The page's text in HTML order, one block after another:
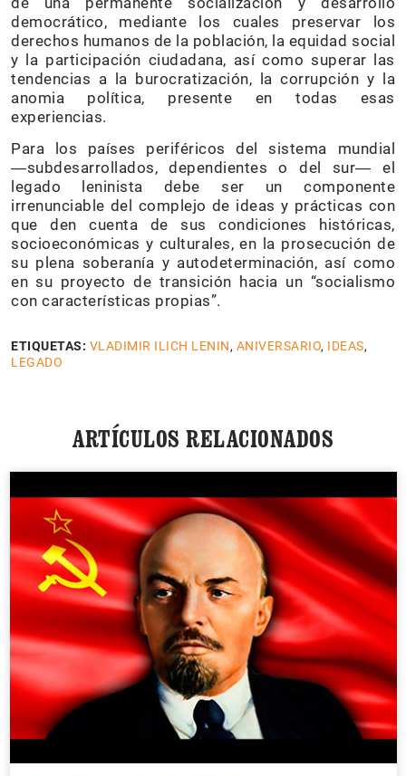
democrático, mediante los cuales preservar los
derechos humanos de la población, la equidad social
y la participación ciudadana, así como superar las
tendencias a la burocratización, la corrupción y la
anomia política, presente en todas esas
experiencias.
Para los países periféricos del sistema mundial
―subdesarrollados, dependientes o del sur― el
legado leninista debe ser un componente
irrenunciable del complejo de ideas y prácticas con
que den cuenta de sus condiciones históricas,
socioeconómicas y culturales, en la prosecución de
su plena soberanía y autodeterminación, así como
en su proyecto de transición hacia un “socialismo
con características propias”.
ETIQUETAS: VLADIMIR ILICH LENIN, ANIVERSARIO, IDEAS,
LEGADO
ARTÍCULOS RELACIONADOS